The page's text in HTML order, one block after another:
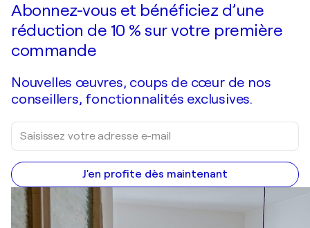
Je passe commande
Abonnez-vous et bénéficiez d’une
réduction de 10 % sur votre première
commande
Nouvelles œuvres, coups de cœur de nos
conseillers, fonctionnalités exclusives.
J'en profite dès maintenant